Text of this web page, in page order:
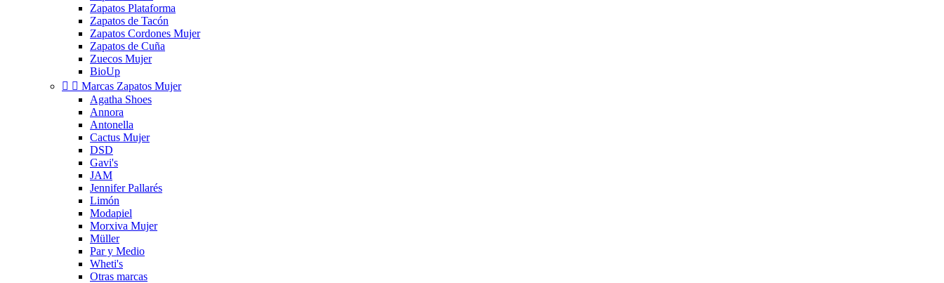
Zapatos Plataforma
Zapatos de Tacón
Zapatos Cordones Mujer
Zapatos de Cuña
Zuecos Mujer
BioUp
  Marcas Zapatos Mujer
Agatha Shoes
Annora
Antonella
Cactus Mujer
DSD
Gavi's
JAM
Jennifer Pallarés
Limón
Modapiel
Morxiva Mujer
Müller
Par y Medio
Wheti's
Otras marcas